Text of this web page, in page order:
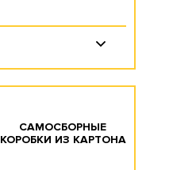
САМОСБОРНЫЕ
КОРОБКИ ИЗ КАРТОНА